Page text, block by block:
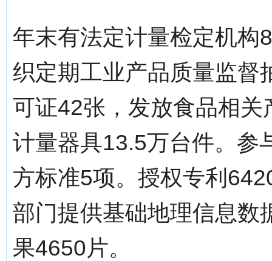
年末有法定计量检定机构
织定期工业产品质量监督
可证42张，发放食品相
计量器具13.5万台件。参
方标准5项。授权专利
部门提供基础地理信息数
果4650片。